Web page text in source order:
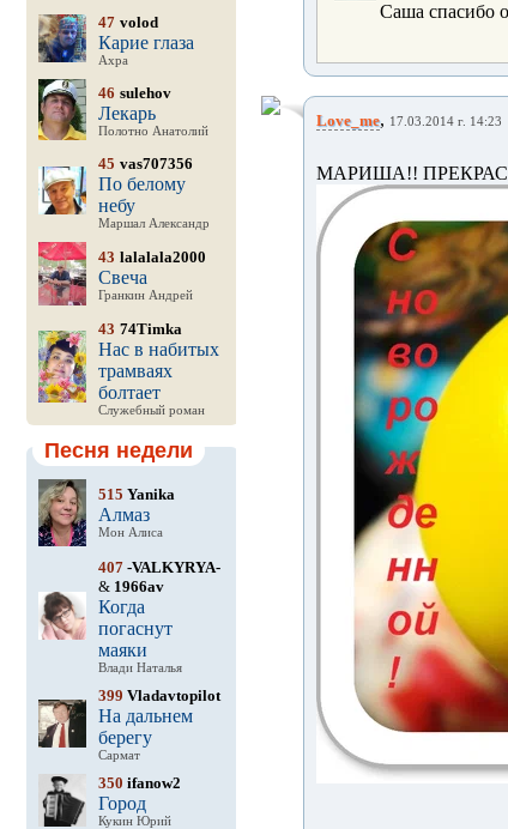
47 volod
Карие глаза
Ахра
46 sulehov
Лекарь
Полотно Анатолий
45 vas707356
По белому
небу
Маршал Александр
43 lalalala2000
Свеча
Гранкин Андрей
43 74Timka
Нас в набитых
трамваях
болтает
Служебный роман
Песня недели
515 Yanika
Алмаз
Мон Алиса
407-VALKYRYA-
& 1966av
Когда
погаснут
маяки
Влади Наталья
399 Vladavtopilot
На дальнем
берегу
Сармат
350 ifanow2
Город
Кукин Юрий
Саша спасибо
Love_me, 17.03.2014 г. 14:23
МАРИША!!